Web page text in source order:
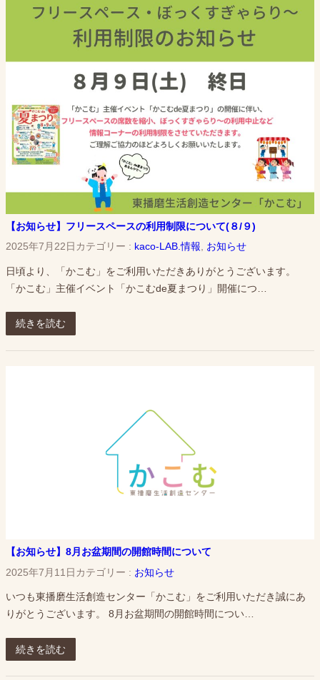
【お知らせ】フリースペースの利用制限について(８/９)
2025年7月22日 カテゴリー : kaco-LAB.情報 お知らせ
日頃より、「かこむ」をご利用いただきありがとうございます。
「かこむ」主催イベント「かこむde夏まつり」開催につ…
続きを読む
【お知らせ】8月お盆期間の開館時間について
2025年7月11日 カテゴリー : お知らせ
いつも東播磨生活創造センター「かこむ」をご利用いただき誠にあ
りがとうございます。 8月お盆期間の開館時間につい…
続きを読む